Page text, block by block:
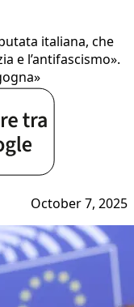
italiana, che
e l’antifascismo».
October 7, 2025